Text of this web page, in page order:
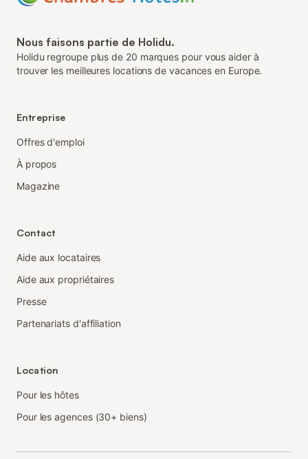
Nous faisons partie de Holidu.
Holidu regroupe plus de 20 marques pour vous aider à
trouver les meilleures locations de vacances en Europe.
Entreprise
Offres d'emploi
À propos
Magazine
Contact
Aide aux locataires
Aide aux propriétaires
Presse
Partenariats d'affiliation
Location
Pour les hôtes
Pour les agences (30+ biens)